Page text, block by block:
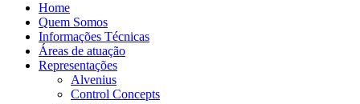
Home
Quem Somos
Informações Técnicas
Áreas de atuação
Representações
Alvenius
Control Concepts